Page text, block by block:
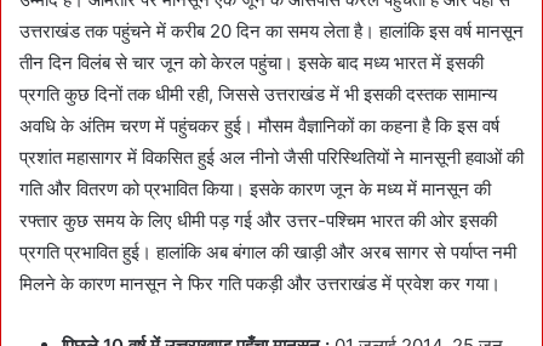
उत्तराखंड तक पहुंचने में करीब 20 दिन का समय लेता है। हालांकि इस वर्ष मानसून
तीन दिन विलंब से चार जून को केरल पहुंचा। इसके बाद मध्य भारत में इसकी
प्रगति कुछ दिनों तक धीमी रही, जिससे उत्तराखंड में भी इसकी दस्तक सामान्य
अवधि के अंतिम चरण में पहुंचकर हुई। मौसम वैज्ञानिकों का कहना है कि इस वर्ष
प्रशांत महासागर में विकसित हुई अल नीनो जैसी परिस्थितियों ने मानसूनी हवाओं की
गति और वितरण को प्रभावित किया। इसके कारण जून के मध्य में मानसून की
रफ्तार कुछ समय के लिए धीमी पड़ गई और उत्तर-पश्चिम भारत की ओर इसकी
प्रगति प्रभावित हुई। हालांकि अब बंगाल की खाड़ी और अरब सागर से पर्याप्त नमी
मिलने के कारण मानसून ने फिर गति पकड़ी और उत्तराखंड में प्रवेश कर गया।